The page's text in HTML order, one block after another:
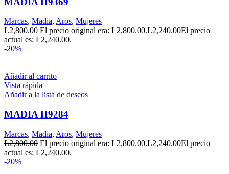
Marcas, Madia, Aros, Mujeres
L2,800.00 El precio original era: L2,800.00.L2,240.00El precio
actual es: L2,240.00.
-20%
Añadir al carrito
Vista rápida
Añadir a la lista de deseos
MADIA H9284
Marcas, Madia, Aros, Mujeres
L2,800.00 El precio original era: L2,800.00.L2,240.00El precio
actual es: L2,240.00.
-20%